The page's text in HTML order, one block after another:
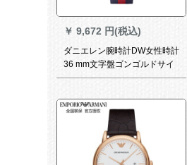
￥ 9,672 円(税込)
ダニエレン腕時計DW女性時計
36 mm文字盤ゴンゴルドサイ
ドナロベルト超薄女史ク時計